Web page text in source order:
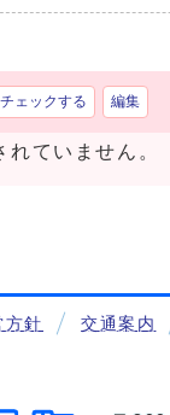
ェックする 編集
れていません。
方針 交通案内